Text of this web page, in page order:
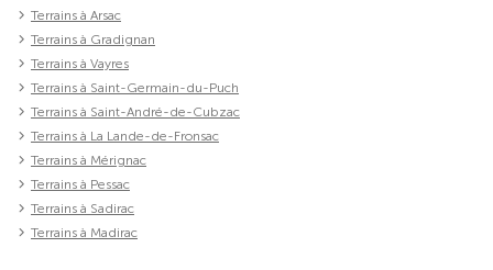
Terrains à Arsac
Terrains à Gradignan
Terrains à Vayres
Terrains à Saint-Germain-du-Puch
Terrains à Saint-André-de-Cubzac
Terrains à La Lande-de-Fronsac
Terrains à Mérignac
Terrains à Pessac
Terrains à Sadirac
Terrains à Madirac